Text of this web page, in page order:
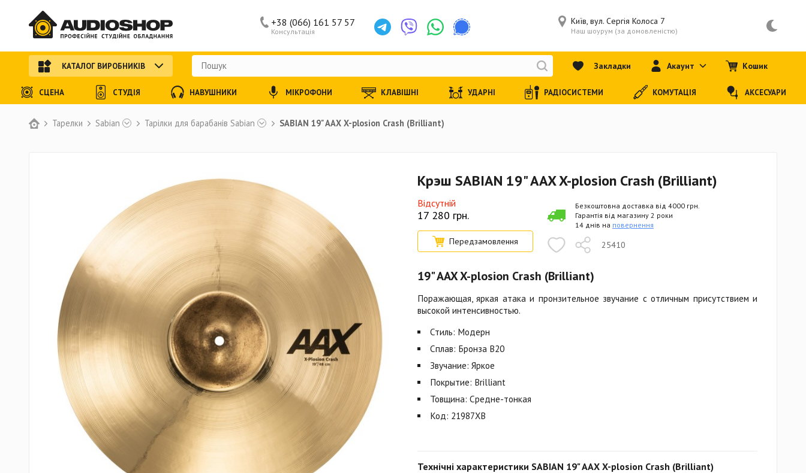
Тарелки Sabian Тарілки для барабанів Sabian SABIAN 19" AAX X-plosion Crash (Brilliant)
Крэш SABIAN 19" AAX X-plosion Crash (Brilliant)
Відсутній
17 280 грн.
Передзамовлення 25410
Безкоштовна доставка від 4000 грн.
Гарантія від магазину 2 роки
14 днів на повернення
19" AAX X-plosion Crash (Brilliant)
Поражающая, яркая атака и пронзительное звучание с отличным присутствием и
высокой интенсивностью.
Стиль: Модерн
Сплав: Бронза B20
Звучание: Яркое
Покрытие: Brilliant
Товщина: Средне-тонкая
Код: 21987XB
Технічні характеристики SABIAN 19" AAX X-plosion Crash (Brilliant)
Консультація
+38 (066) 161 57 57 Київ, вул. Сергія Колоса 7
Наш шоурум (за домовленістю)
КАТАЛОГ ВИРОБНИКІВ Закладки Акаунт Кошик
СЦЕНА СТУДІЯ НАВУШНИКИ МІКРОФОНИ КЛАВІШНІ УДАРНІ РАДІОСИСТЕМИ КОМУТАЦІЯ АКСЕСУАРИ